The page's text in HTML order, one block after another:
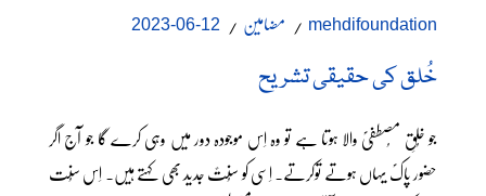
mehdifoundation مضامین 12-06-2023
خُلق کی حقیقی تشریح
جو خُلقِ مُصطفٰیؐ والا ہوتا ہے تو وہ اِس موجودہ دور میں وہی کرے گا جو آج اگر
حضور پاکؐ یہاں ہوتے توکرتے۔ اِسی کو سُنتً جدید بھی کہتے ہیں۔ اِس سُنت